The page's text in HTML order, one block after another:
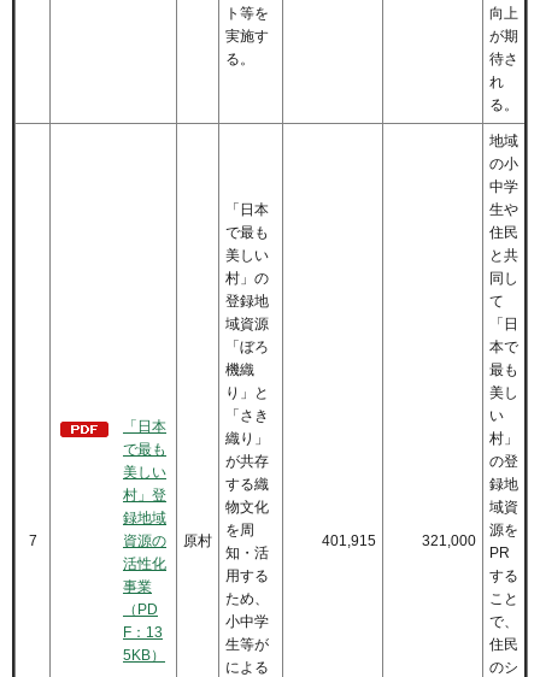
ト等を
実施す
る。
向上
が期
待さ
れ
る。
7
「日本
で最も
美しい
村」登
録地域
資源の
活性化
事業
（PD
F：13
5KB）
原村
「日本
で最も
美しい
村」の
登録地
域資源
「ぼろ
機織
り」と
「さき
織り」
が共存
する織
物文化
を周
知・活
用する
ため、
小中学
生等が
による
401,915 321,000
地域
の小
中学
生や
住民
と共
同し
て
「日
本で
最も
美し
い
村」
の登
録地
域資
源を
PR
する
こと
で、
住民
のシ